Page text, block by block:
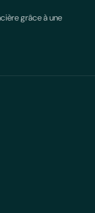
grâce à une